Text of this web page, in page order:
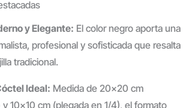
y Elegante: El color negro aporta una
profesional y sofisticada que resalta
tradicional.
Ideal: Medida de 20×20 cm
10×10 cm (plegada en 1/4), el formato